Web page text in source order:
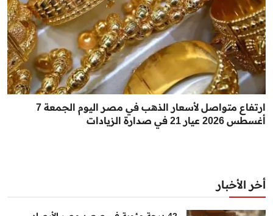
ارتفاع متواصل لأسعار الذهب في مصر اليوم الجمعة 7
أغسطس 2026 عيار 21 في صدارة الزيادات
أخر الأخبار